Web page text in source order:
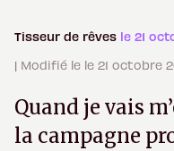
Tisseur de rêves le 21
| Modifié le le 21 octobre
Quand je vais
la campagne